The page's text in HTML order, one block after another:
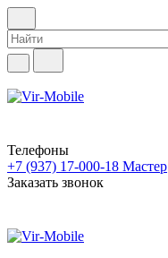
Телефоны
+7 (937) 17-000-18 Мастер
Заказать звонок